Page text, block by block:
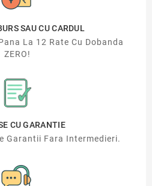
SAU CU CARDUL
La 12 Rate Cu Dobanda
ZERO!
CU GARANTIE
Garantii Fara Intermedieri.